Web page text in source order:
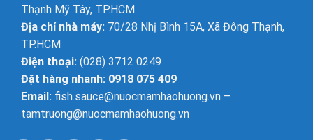
Thạnh Mỹ Tây, TP.HCM
Địa chỉ nhà máy: 70/28 Nhị Bình 15A, Xã Đông Thạnh,
TP.HCM
Điện thoại: (028) 3712 0249
Đặt hàng nhanh: 0918 075 409
Email: fish.sauce@nuocmamhaohuong.vn –
tamtruong@nuocmamhaohuong.vn